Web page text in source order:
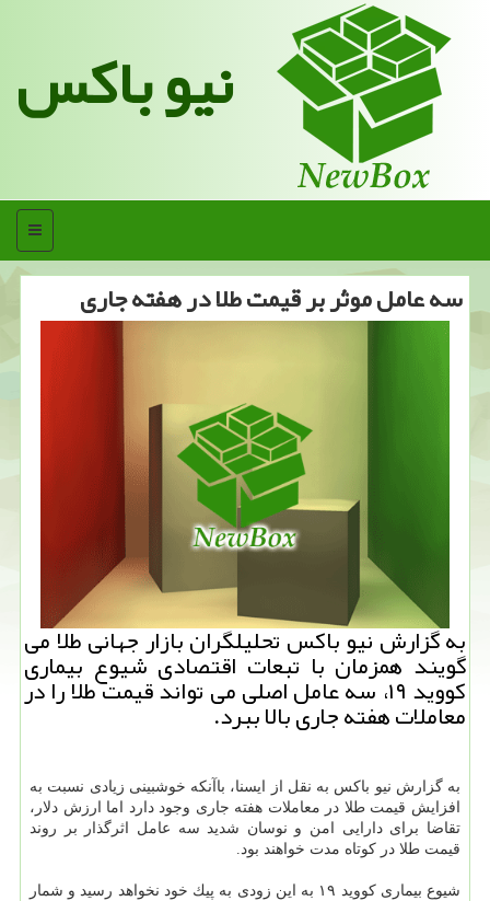
نیو باکس
منو
سه عامل موثر بر قیمت طلا در هفته جاری
به گزارش نیو باكس تحلیلگران بازار جهانی طلا می
گویند همزمان با تبعات اقتصادی شیوع بیماری
كووید ۱۹، سه عامل اصلی می تواند قیمت طلا را در
معاملات هفته جاری بالا ببرد.
به گزارش نیو باكس به نقل از ایسنا، باآنكه خوشبینی زیادی نسبت به
افزایش قیمت طلا در معاملات هفته جاری وجود دارد اما ارزش دلار،
تقاضا برای دارایی امن و نوسان شدید سه عامل اثرگذار بر روند
قیمت طلا در كوتاه مدت خواهند بود.
شیوع بیماری كووید ۱۹ به این زودی به پیك خود نخواهد رسید و شمار